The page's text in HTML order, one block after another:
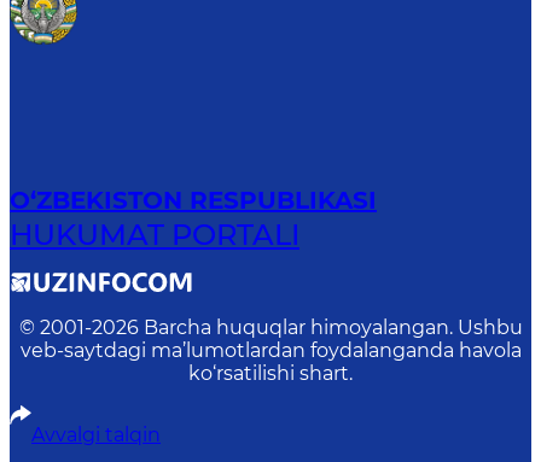
O‘ZBEKISTON RESPUBLIKASI
HUKUMAT PORTALI
© 2001-2026 Barcha huquqlar himoyalangan. Ushbu
veb-saytdagi ma’lumotlardan foydalanganda havola
ko‘rsatilishi shart.
Avvalgi talqin